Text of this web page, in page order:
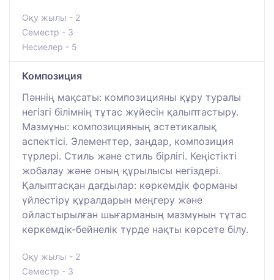
Оқу жылы - 2
Семестр - 3
Несиелер - 5
Композиция
Пәннің мақсаты: композицияны құру туралы
негізгі білімнің тұтас жүйесін қалыптастыру.
Мазмұны: композицияның эстетикалық
аспектісі. Элементтер, заңдар, композиция
түрлері. Стиль және стиль бірлігі. Кеңістікті
жобалау және оның құрылысы негіздері.
Қалыптасқан дағдылар: көркемдік форманы
үйлестіру құралдарын меңгеру және
ойластырылған шығарманың мазмұнын тұтас
көркемдік-бейнелік түрде нақты көрсете білу.
Оқу жылы - 2
Семестр - 3